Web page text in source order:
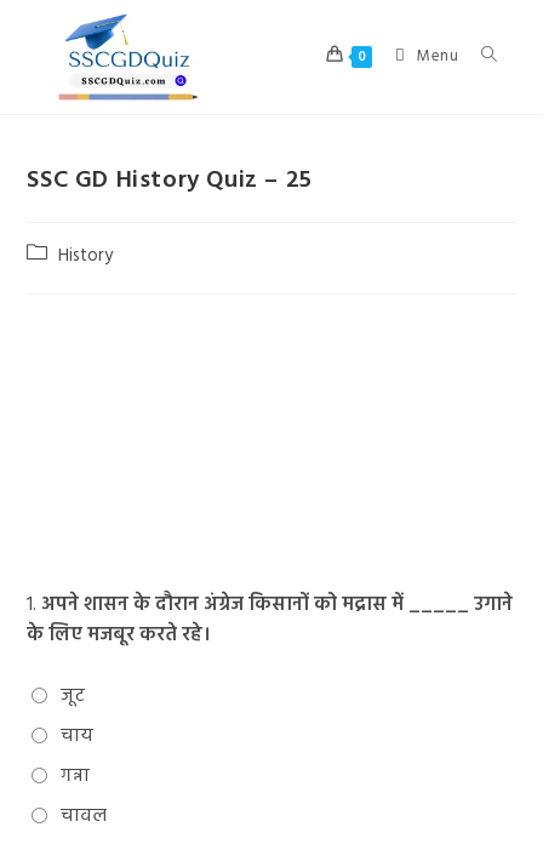
0 Menu
SSC GD History Quiz – 25
PostHistory
1. अपने शासन के दौरान अंग्रेज किसानों को मद्रास में _____ उगाने
के लिए मजबूर करते रहे।
जूट
चाय
गन्ना
चावल